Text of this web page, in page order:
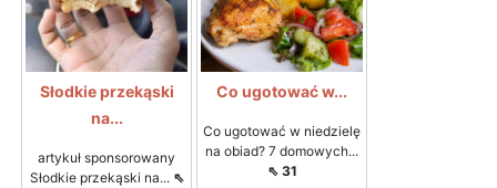
Słodkie przekąski
na...
artykuł sponsorowany
Słodkie przekąski na... ⇖
Co ugotować w...
Co ugotować w niedzielę
na obiad? 7 domowych...
⇖ 31